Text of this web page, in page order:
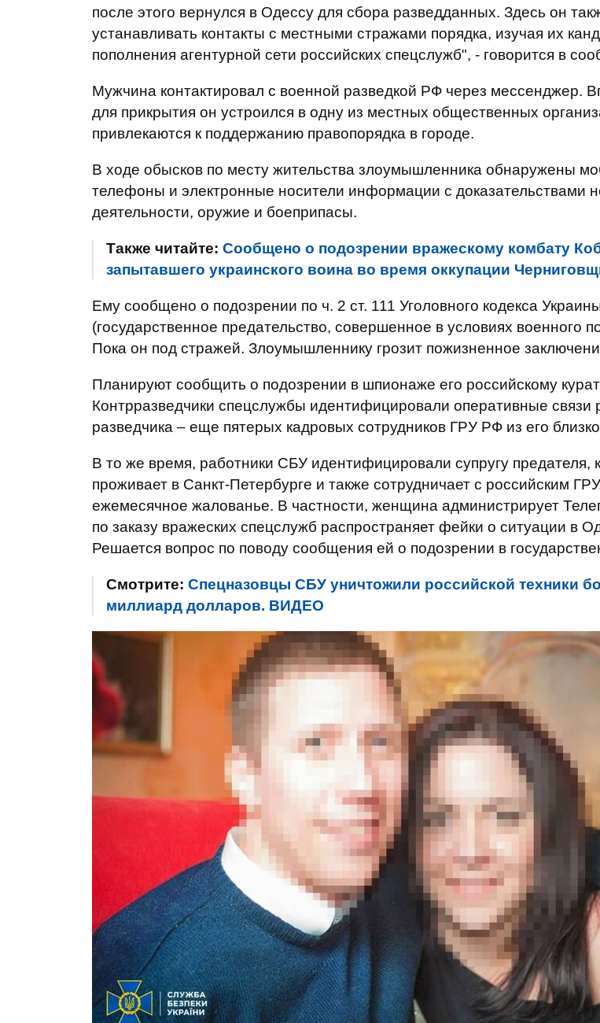
после этого вернулся в Одессу для сбора разведданных. Здесь он
устанавливать контакты с местными стражами порядка, изучая их
пополнения агентурной сети российских спецслужб", - говорится в
Мужчина контактировал с военной разведкой РФ через мессенджер.
для прикрытия он устроился в одну из местных общественных
привлекаются к поддержанию правопорядка в городе.
В ходе обысков по месту жительства злоумышленника обнаружены
телефоны и электронные носители информации с доказательствами
деятельности, оружие и боеприпасы.
Также читайте: Сообщено о подозрении вражескому комбату
запытавшего украинского воина во время оккупации
Ему сообщено о подозрении по ч. 2 ст. 111 Уголовного кодекса
(государственное предательство, совершенное в условиях военного
Пока он под стражей. Злоумышленнику грозит пожизненное
Планируют сообщить о подозрении в шпионаже его российскому
Контрразведчики спецслужбы идентифицировали оперативные связи
разведчика – еще пятерых кадровых сотрудников ГРУ РФ из его
В то же время, работники СБУ идентифицировали супругу предателя,
проживает в Санкт-Петербурге и также сотрудничает с российским
ежемесячное жалованье. В частности, женщина администрирует
по заказу вражеских спецслужб распространяет фейки о ситуации в
Решается вопрос по поводу сообщения ей о подозрении в
Смотрите: Спецназовцы СБУ уничтожили российской техники
миллиард долларов. ВИДЕО